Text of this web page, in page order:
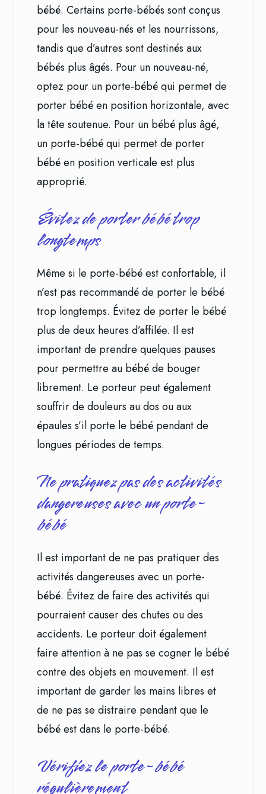
bébé. Certains porte-bébés sont conçus
pour les nouveau-nés et les nourrissons,
tandis que d’autres sont destinés aux
bébés plus âgés. Pour un nouveau-né,
optez pour un porte-bébé qui permet de
porter bébé en position horizontale, avec
la tête soutenue. Pour un bébé plus âgé,
un porte-bébé qui permet de porter
bébé en position verticale est plus
approprié.
Évitez de porter bébé trop
longtemps
Même si le porte-bébé est confortable, il
n’est pas recommandé de porter le bébé
trop longtemps. Évitez de porter le bébé
plus de deux heures d’affilée. Il est
important de prendre quelques pauses
pour permettre au bébé de bouger
librement. Le porteur peut également
souffrir de douleurs au dos ou aux
épaules s’il porte le bébé pendant de
longues périodes de temps.
Ne pratiquez pas des activités
dangereuses avec un porte-
bébé
Il est important de ne pas pratiquer des
activités dangereuses avec un porte-
bébé. Évitez de faire des activités qui
pourraient causer des chutes ou des
accidents. Le porteur doit également
faire attention à ne pas se cogner le bébé
contre des objets en mouvement. Il est
important de garder les mains libres et
de ne pas se distraire pendant que le
bébé est dans le porte-bébé.
Vérifiez le porte-bébé
régulièrement